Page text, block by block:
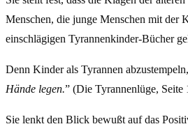
Menschen, die junge Menschen mit der
einschlägigen Tyrannenkinder-Bücher
Denn Kinder als Tyrannen
Hände legen.” (Die Tyrannenlüge, Seite
Sie lenkt den Blick bewußt auf das